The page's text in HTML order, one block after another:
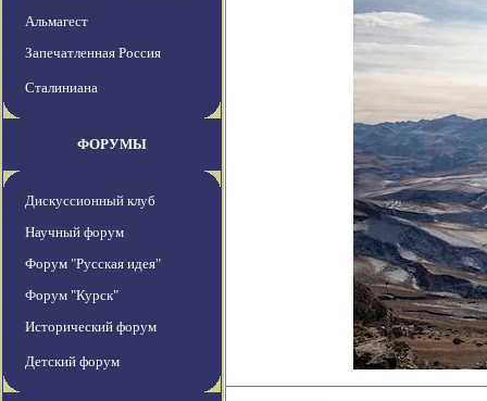
Альмагест
Запечатленная Россия
Сталиниана
ФОРУМЫ
Дискуссионный клуб
Научный форум
Форум "Русская идея"
Форум "Курск"
Исторический форум
Детский форум